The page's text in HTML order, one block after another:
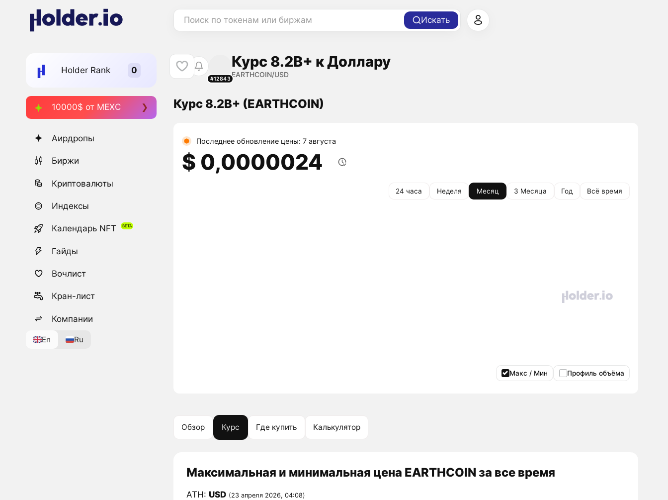
Поиск по токенам или биржам Искать
Holder Rank
10000$ от MEXC
Аирдропы
Биржи
Криптовалюты
Индексы
Календарь NFT
Гайды
Вочлист
Кран-лист
Компании
En Ru
#12843
Курс 8.2B+ к Доллару
EARTHCOIN/USD
Курс 8.2B+ (EARTHCOIN)
Последнее обновление цены: 7 августа
$ 0,0000024
24 часа Неделя Месяц 3 Месяца Год Всё время
Макс / Мин Профиль объёма
Обзор Курс Где купить Калькулятор
Максимальная и минимальная цена EARTHCOIN за все время
ATH: USD (23 апреля 2026, 04:08)